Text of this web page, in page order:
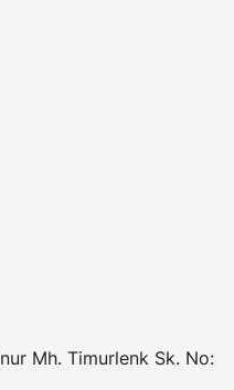
Mh. Timurlenk Sk. No: